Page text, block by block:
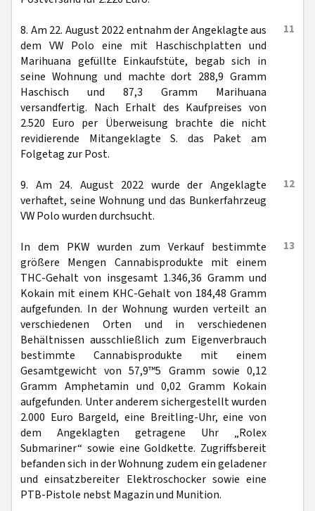
11
8. Am 22. August 2022 entnahm der Angeklagte aus
dem VW Polo eine mit Haschischplatten und
Marihuana gefüllte Einkaufstüte, begab sich in
seine Wohnung und machte dort 288,9 Gramm
Haschisch und 87,3 Gramm Marihuana
versandfertig. Nach Erhalt des Kaufpreises von
2.520 Euro per Überweisung brachte die nicht
revidierende Mitangeklagte S. das Paket am
Folgetag zur Post.
12
9. Am 24. August 2022 wurde der Angeklagte
verhaftet, seine Wohnung und das Bunkerfahrzeug
VW Polo wurden durchsucht.
13
In dem PKW wurden zum Verkauf bestimmte
größere Mengen Cannabisprodukte mit einem
THC-Gehalt von insgesamt 1.346,36 Gramm und
Kokain mit einem KHC-Gehalt von 184,48 Gramm
aufgefunden. In der Wohnung wurden verteilt an
verschiedenen Orten und in verschiedenen
Behältnissen ausschließlich zum Eigenverbrauch
bestimmte Cannabisprodukte mit einem
Gesamtgewicht von 57,9™5 Gramm sowie 0,12
Gramm Amphetamin und 0,02 Gramm Kokain
aufgefunden. Unter anderem sichergestellt wurden
2.000 Euro Bargeld, eine Breitling-Uhr, eine von
dem Angeklagten getragene Uhr „Rolex
Submariner“ sowie eine Goldkette. Zugriffsbereit
befanden sich in der Wohnung zudem ein geladener
und einsatzbereiter Elektroschocker sowie eine
PTB-Pistole nebst Magazin und Munition.